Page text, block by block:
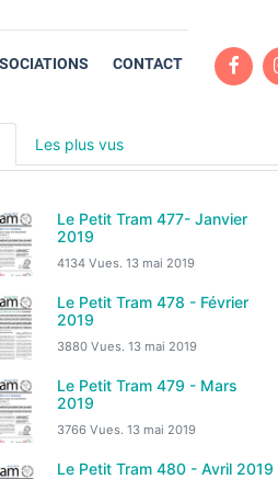
CONTACT
Les plus vus
Le Petit Tram 477- Janvier
2019
4134 Vues. 13 mai 2019
Le Petit Tram 478 - Février
2019
3880 Vues. 13 mai 2019
Le Petit Tram 479 - Mars
2019
3766 Vues. 13 mai 2019
Le Petit Tram 480 - Avril 2019